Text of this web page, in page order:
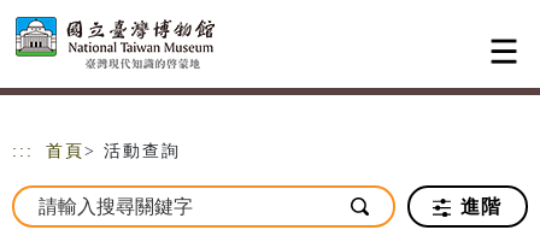
跳到主要內容
網站導覽
::: 首頁 > 活動查詢
進階